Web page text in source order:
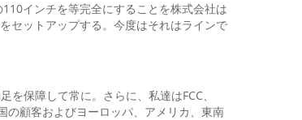
インチを等完全にすることを株式会社は
セットアップする。今度はそれはラインで
保障して常に。さらに、私達はFCC、
の顧客およびヨーロッパ、アメリカ、東南